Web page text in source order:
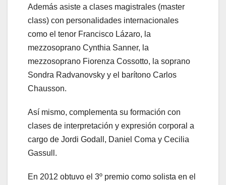
Además asiste a clases magistrales (master
class) con personalidades internacionales
como el tenor Francisco Lázaro, la
mezzosoprano Cynthia Sanner, la
mezzosoprano Fiorenza Cossotto, la soprano
Sondra Radvanovsky y el barítono Carlos
Chausson.
Así mismo, complementa su formación con
clases de interpretación y expresión corporal a
cargo de Jordi Godall, Daniel Coma y Cecilia
Gassull.
En 2012 obtuvo el 3º premio como solista en el